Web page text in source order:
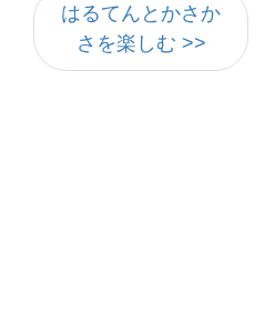
はるてんとかさか
さを楽しむ >>